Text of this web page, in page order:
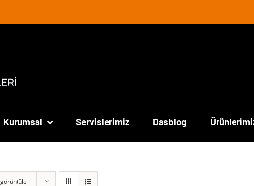
Kurumsal Servislerimiz Dasblog
görüntüle